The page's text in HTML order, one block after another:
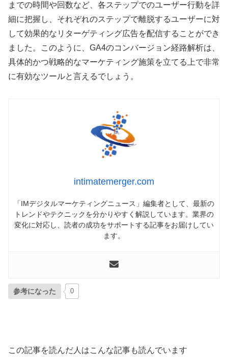
までの時間や回数など、各ステップでのユーザー行動を詳
細に把握し、それぞれのステップで離脱するユーザーに対
して効果的なリターゲティング広告を配信することができ
ました。このように、GA4のコンバージョン経路解析は、
具体的かつ戦略的なマーケティング施策を立てる上で非常
に有効なツールと言えるでしょう。
intimatemerger.com
「IMデジタルマーケティングニュース」編集者として、最新の
トレンドやテクニックを分かりやすく解説しています。業界の
変化に対応し、読者の成功をサポートする記事をお届けしてい
ます。
参考になった 0
この記事を読んだ人はこんな記事も読んでいます